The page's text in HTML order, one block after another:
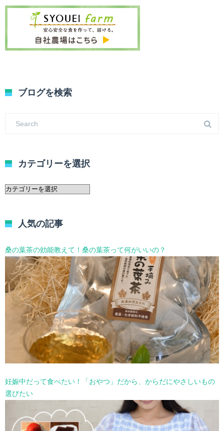
ブログを検索
カテゴリーを選択
カ
ー
選
択
人気の記事
桑の葉茶の効能教えて！桑の葉茶って何がいいの？
妊娠中だって食べたい！「おやつ」だから、からだにやさしいもの
選びたい